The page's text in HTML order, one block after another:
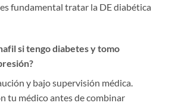
fundamental tratar la DE diabética
si tengo diabetes y tomo
y bajo supervisión médica.
tu médico antes de combinar